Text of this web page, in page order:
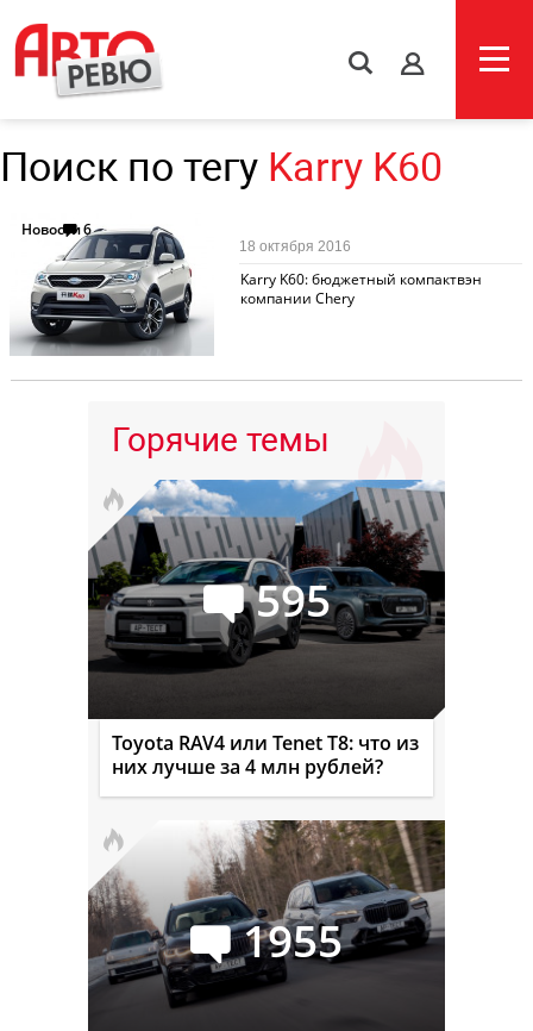
s
Поиск по тегу Karry K60
Новости6
Karry K60: бюджетный компактвэн
компании Chery
18 октября 2016
Горячие темы
595
Toyota RAV4 или Tenet T8: что из
них лучше за 4 млн рублей?
1955